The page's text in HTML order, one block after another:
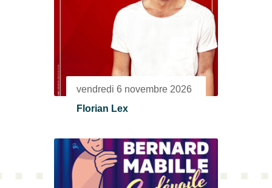
vendredi 6 novembre 2026
Florian Lex